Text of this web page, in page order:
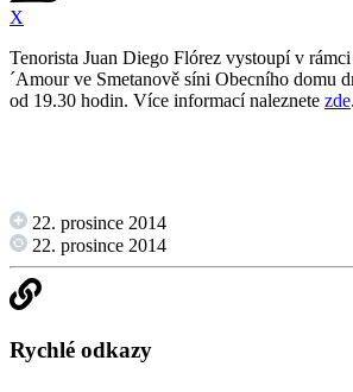
X
Tenorista Juan Diego Flórez vystoupí v
´Amour ve Smetanově síni Obecního domu
od 19.30 hodin. Více informací naleznete zde.
22. prosince 2014
22. prosince 2014
Rychlé odkazy